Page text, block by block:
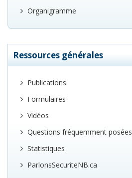
Organigramme
Ressources générales
Publications
Formulaires
Vidéos
Questions fréquemment posées
Statistiques
ParlonsSecuriteNB.ca